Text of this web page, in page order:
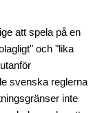
att spela på en
och "lika
svenska reglerna
inte